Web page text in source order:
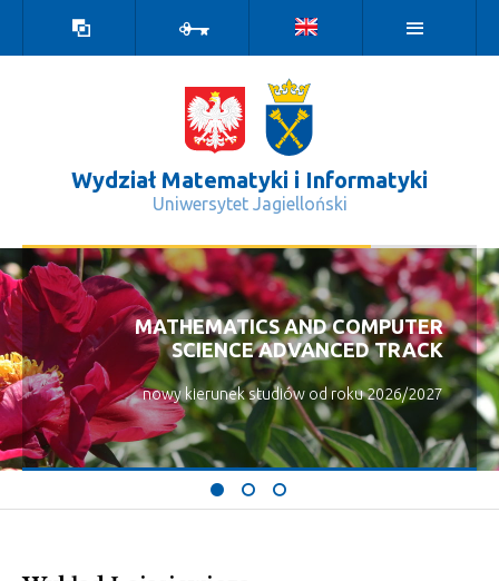
kontrastowa
Wydział Matematyki i Informatyki
Uniwersytet Jagielloński
2024 - Wydział Matematyki i
MATHEMATICS AND COMPUTER
SCIENCE ADVANCED TRACK
nowy kierunek studiów od roku 2026/2027